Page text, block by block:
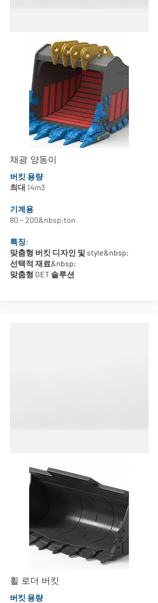
채광 양동이
버킷 용량
최대 14m3
기계용
80 ~ 200&nbsp;ton
특징:
맞춤형 버킷 디자인 및 style&nbsp;
선택적 재료&nbsp;
맞춤형 GET 솔루션
휠 로더 버킷
버킷 용량